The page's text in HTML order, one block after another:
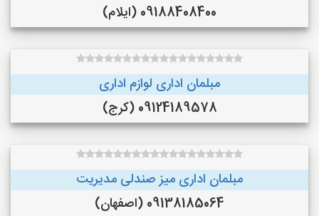
09188408400 (ایلام)
مبلمان اداری لوازم اداری
09124189578 (کرج)
مبلمان اداری میز صندلی مدیریت
09138185064 (اصفهان)